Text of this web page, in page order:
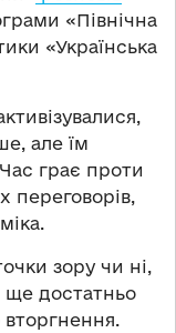
«Північна
«Українська
але їм
грає проти
переговорів,
зору чи ні,
ще достатньо